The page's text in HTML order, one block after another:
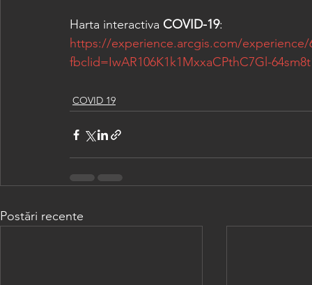
Harta interactiva COVID-19:
https://experience.arcgis.com/experience/
fbclid=IwAR106K1k1MxxaCPthC7Gl-
COVID 19
Postări recente